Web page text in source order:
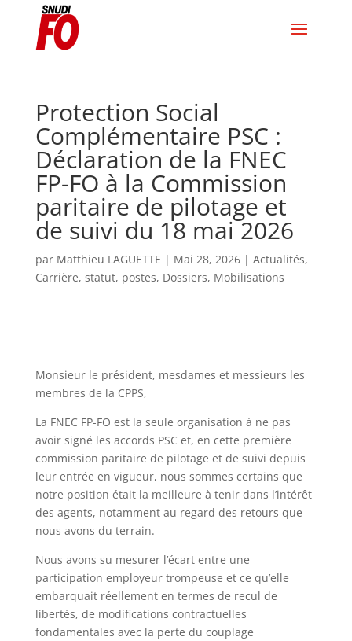
Protection Social
Complémentaire PSC :
Déclaration de la FNEC
FP-FO à la Commission
paritaire de pilotage et
de suivi du 18 mai 2026
par Matthieu LAGUETTE | Mai 28, 2026| Actualités,
Carrière, statut, postes, Dossiers, Mobilisations
Monsieur le président, mesdames et messieurs les
membres de la CPPS,
La FNEC FP-FO est la seule organisation à ne pas
avoir signé les accords PSC et, en cette première
commission paritaire de pilotage et de suivi depuis
leur entrée en vigueur, nous sommes certains que
notre position était la meilleure à tenir dans l’intérêt
des agents, notamment au regard des retours que
nous avons du terrain.
Nous avons su mesurer l’écart entre une
participation employeur trompeuse et ce qu’elle
embarquait réellement en termes de recul de
libertés, de modifications contractuelles
fondamentales avec la perte du couplage